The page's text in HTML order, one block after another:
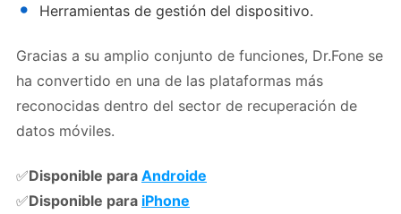
Herramientas de gestión del dispositivo.
Gracias a su amplio conjunto de funciones, Dr.Fone se
ha convertido en una de las plataformas más
reconocidas dentro del sector de recuperación de
datos móviles.
✅Disponible para Androide
✅Disponible para iPhone